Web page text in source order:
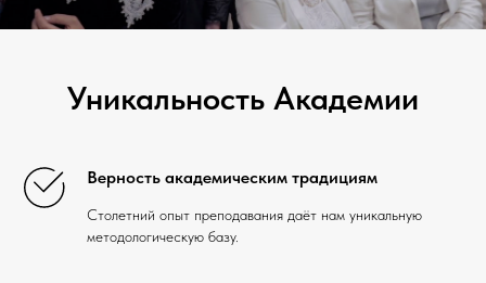
Уникальность Академии
Верность академическим традициям
Столетний опыт преподавания даёт нам уникальную
методологическую базу.